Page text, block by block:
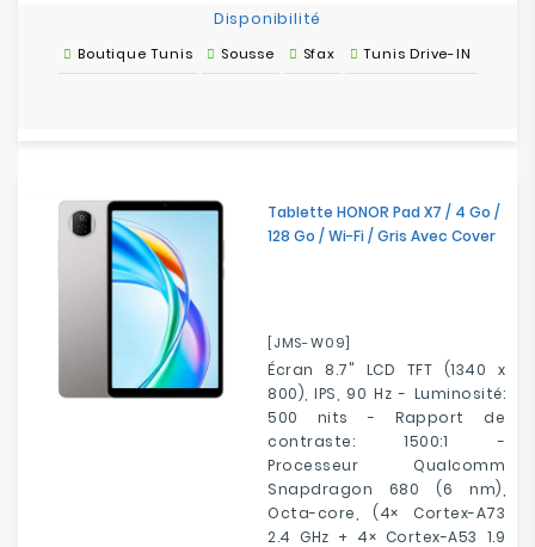
Disponibilité
Boutique Tunis Sousse Sfax Tunis Drive-IN
Tablette HONOR Pad X7 / 4 Go /
128 Go / Wi-Fi / Gris Avec Cover
[JMS-W09]
Écran 8.7" LCD TFT (1340 x
800), IPS, 90 Hz - Luminosité:
500 nits - Rapport de
contraste: 1500:1 -
Processeur Qualcomm
Snapdragon 680 (6 nm),
Octa-core, (4× Cortex-A73
2.4 GHz + 4× Cortex-A53 1.9